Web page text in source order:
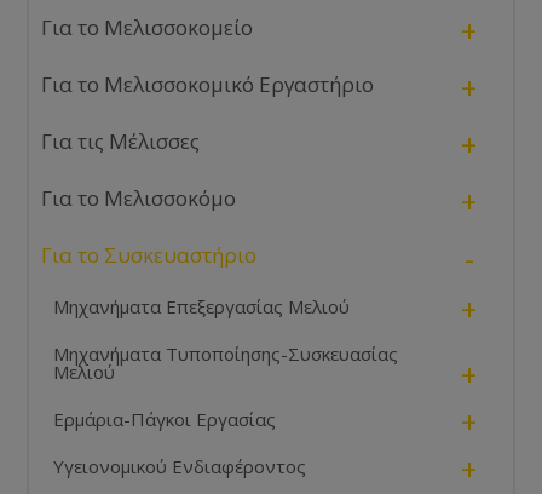
Για το Μελισσοκομείο +
Για το Μελισσοκομικό Εργαστήριο +
Για τις Μέλισσες +
Για το Μελισσοκόμο +
Για το Συσκευαστήριο -
Μηχανήματα Επεξεργασίας Μελιού +
Μηχανήματα Τυποποίησης-Συσκευασίας
Μελιού +
Ερμάρια-Πάγκοι Εργασίας +
Υγειονομικού Ενδιαφέροντος +